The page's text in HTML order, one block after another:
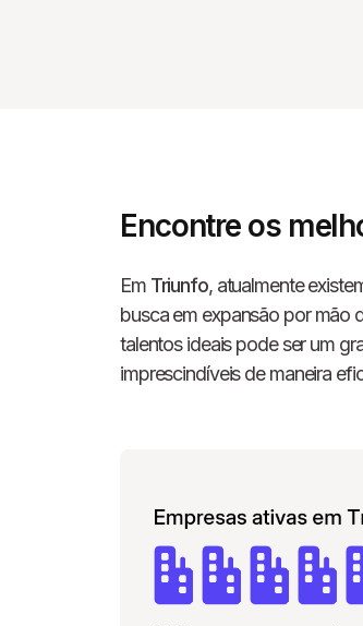
Encontre os
Em Triunfo, atualmente
busca em expansão por mão
talentos ideais pode ser um
imprescindíveis de maneira